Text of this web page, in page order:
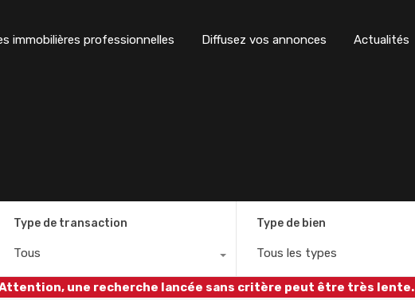
immobilières professionnelles Diffusez vos annonces Actualités
Type de transaction
Tous
Type de bien
Tous les types
une recherche lancée sans critère peut être très lente.